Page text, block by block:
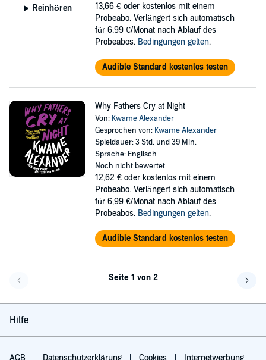
Reinhören 13,66 € oder kostenlos mit einem
Probeabo. Verlängert sich automatisch
für 6,99 €/Monat nach Ablauf des
Probeabos. Bedingungen gelten.
Audible Standard kostenlos testen
Why Fathers Cry at Night
Von: Kwame Alexander
Gesprochen von: Kwame Alexander
Spieldauer: 3 Std. und 39 Min.
Sprache: Englisch
Noch nicht bewertet
12,62 € oder kostenlos mit einem
Probeabo. Verlängert sich automatisch
für 6,99 €/Monat nach Ablauf des
Probeabos. Bedingungen gelten.
Audible Standard kostenlos testen
Seite 1 von 2
Hilfe
AGB Datenschutzerklärung Cookies Internetwerbung